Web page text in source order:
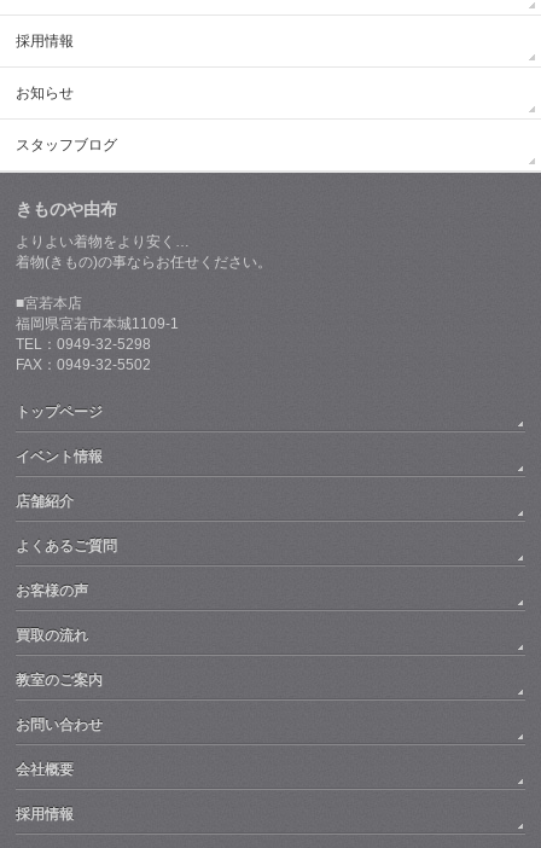
採用情報
お知らせ
スタッフブログ
きものや由布
よりよい着物をより安く…
着物(きもの)の事ならお任せください。
■宮若本店
福岡県宮若市本城1109-1
TEL：0949-32-5298
FAX：0949-32-5502
トップページ
イベント情報
店舗紹介
よくあるご質問
お客様の声
買取の流れ
教室のご案内
お問い合わせ
会社概要
採用情報